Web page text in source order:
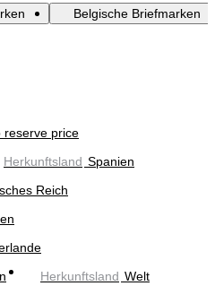
Belgische Briefmarken
reserve price
Herkunftsland Spanien
Reich
Herkunftsland Welt